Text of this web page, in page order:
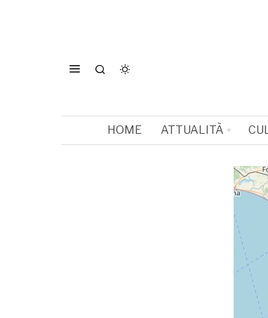
HOME ATTUALITÀ